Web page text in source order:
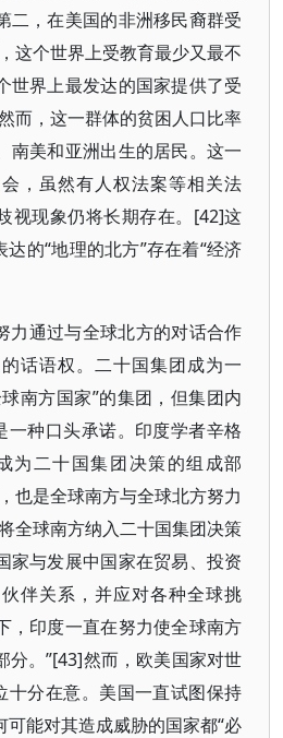
二，在美国的非洲移民裔群受
这个世界上受教育最少又最不
世界上最发达的国家提供了受
而，这一群体的贫困人口比率
南美和亚洲出生的居民。这一
，虽然有人权法案等相关法
视现象仍将长期存在。[42]这
达的“地理的北方”存在着“经济
力通过与全球北方的对话合作
话语权。二十国集团成为一
南方国家”的集团，但集团内
一种口头承诺。印度学者辛格
为二十国集团决策的组成部
也是全球南方与全球北方努力
全球南方纳入二十国集团决策
家与发展中国家在贸易、投资
伴关系，并应对各种全球挑
，印度一直在努力使全球南方
分。”[43]然而，欧美国家对世
十分在意。美国一直试图保持
能对其造成威胁的国家都“必